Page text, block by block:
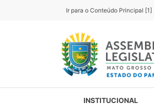
Ir para o Conteúdo Principal [1]
INSTITUCIONAL